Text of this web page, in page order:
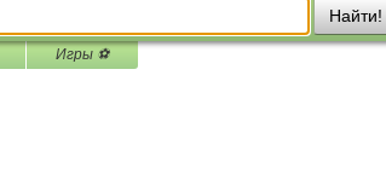
Найти!
Игры ⚽